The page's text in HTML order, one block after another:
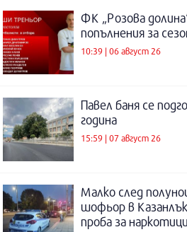
ФК „Розова
попълнения за
10:39 | 06 август 26
Павел баня се
година
15:59 | 07 август 26
Малко след
шофьор в
проба за наркотици